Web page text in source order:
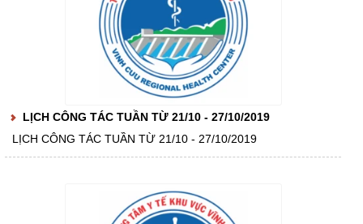
LỊCH CÔNG TÁC TUẦN TỪ 21/10 - 27/10/2019
LỊCH CÔNG TÁC TUẦN TỪ 21/10 - 27/10/2019